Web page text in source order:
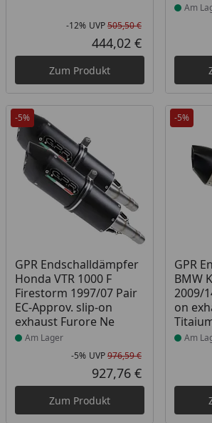
Rabatt in
-12% UVP505,50 €
Aktueller Preis
444,02 €
Zum Produkt
Am
-5%
GPR Endschalldämpfer
Honda VTR 1000 F
Firestorm 1997/07 Pair
EC-Approv. slip-on
exhaust Furore Ne
Produkt am Lager
Am Lager
Rabatt in
-5% UVP976,59 €
Aktueller Preis
927,76 €
Zum Produkt
-5%
GPR
BMW
2009/
on
Am